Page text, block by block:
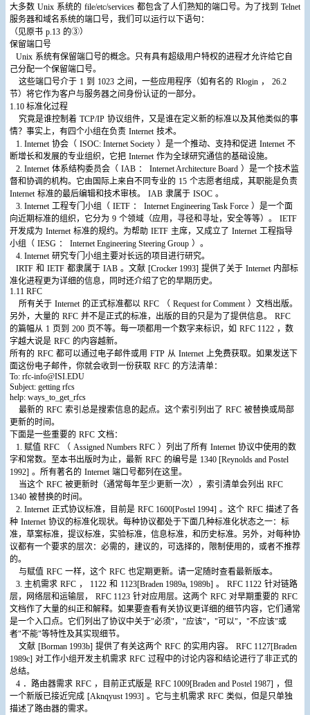
大多数 Unix 系统的 file/etc/services 都包含了人们熟知的端口号。为了找到 Telnet
服务器和域名系统的端口号，我们可以运行以下语句：
（见原书 p.13 的③）
保留端口号
Unix 系统有保留端口号的概念。只有具有超级用户特权的进程才允许给它自
己分配一个保留端口号。
这些端口号介于 1 到 1023 之间，一些应用程序（如有名的 Rlogin ，
26.2
节）将它作为客户与服务器之间身份认证的一部分。
1.10 标准化过程
究竟是谁控制着 TCP/IP 协议组件，又是谁在定义新的标准以及其他类似的事
情？事实上，有四个小组在负责 Internet 技术。
1. Internet 协会（ ISOC: Internet Society ）是一个推动、支持和促进 Internet 不
断增长和发展的专业组织，它把 Internet 作为全球研究通信的基础设施。
2. Internet 体系结构委员会（ IAB ： Internet Architecture Board ）是一个技术监
督和协调的机构。它由国际上来自不同专业的 15 个志愿者组成，其职能是负责
Internet 标准的最后编辑和技术审核。 IAB 隶属于 ISOC 。
3. Internet 工程专门小组（ IETF ： Internet Engineering Task Force ）是一个面
向近期标准的组织，它分为 9 个领域（应用，寻径和寻址，安全等等）。
IETF
开发成为 Internet 标准的规约。为帮助 IETF 主席，又成立了 Internet 工程指导
小组（ IESG ： Internet Engineering Steering Group ）。
4. Internet 研究专门小组主要对长远的项目进行研究。
IRTF 和 IETF 都隶属于 IAB 。文献 [Crocker 1993] 提供了关于 Internet 内部标
准化进程更为详细的信息，同时还介绍了它的早期历史。
1.11 RFC
所有关于 Internet 的正式标准都以 RFC （ Request for Comment ）文档出版。
另外，大量的 RFC 并不是正式的标准，出版的目的只是为了提供信息。
RFC
的篇幅从 1 页到 200 页不等。每一项都用一个数字来标识，如 RFC 1122 ，数
字越大说是 RFC 的内容越新。
所有的 RFC 都可以通过电子邮件或用 FTP 从 Internet 上免费获取。如果发送下
面这份电子邮件，你就会收到一份获取 RFC 的方法清单：
To: rfc-info@ISI.EDU
Subject: getting rfcs
help: ways_to_get_rfcs
最新的 RFC 索引总是搜索信息的起点。这个索引列出了 RFC 被替换或局部
更新的时间。
下面是一些重要的 RFC 文档：
1. 赋值 RFC （ Assigned Numbers RFC ）列出了所有 Internet 协议中使用的数
字和常数。至本书出版时为止，最新 RFC 的编号是 1340 [Reynolds and Postel
1992] 。所有著名的 Internet 端口号都列在这里。
当这个 RFC 被更新时（通常每年至少更新一次），索引清单会列出 RFC
1340 被替换的时间。
2. Internet 正式协议标准，目前是 RFC 1600[Postel 1994] 。这个 RFC 描述了各
种 Internet 协议的标准化现状。每种协议都处于下面几种标准化状态之一：标
准，草案标准，提议标准，实验标准，信息标准，和历史标准。另外，对每种协
议都有一个要求的层次：必需的，建议的，可选择的，限制使用的，或者不推荐
的。
与赋值 RFC 一样，这个 RFC 也定期更新。请一定随时查看最新版本。
3. 主机需求 RFC ， 1122 和 1123[Braden 1989a, 1989b] 。 RFC 1122 针对链路
层，网络层和运输层，
RFC 1123 针对应用层。这两个 RFC 对早期重要的 RFC
文档作了大量的纠正和解释。如果要查看有关协议更详细的细节内容，它们通常
是一个入口点。它们列出了协议中关于"必须"，"应该"，"可以"，"不应该"或
者"不能"等特性及其实现细节。
文献 [Borman 1993b] 提供了有关这两个 RFC 的实用内容。
RFC 1127[Braden
1989c] 对工作小组开发主机需求 RFC 过程中的讨论内容和结论进行了非正式的
总结。
4 ．路由器需求 RFC ，目前正式版是 RFC 1009[Braden and Postel 1987] ，但
一个新版已接近完成 [Aknqyust 1993] 。它与主机需求 RFC 类似，但是只单独
描述了路由器的需求。